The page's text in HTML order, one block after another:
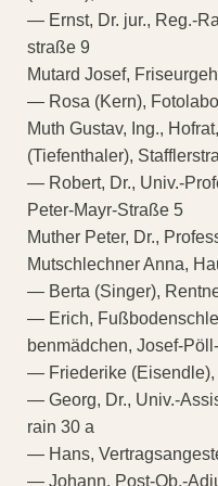
— Ernst, Dr. jur., Reg.-
straße 9
Mutard Josef,
— Rosa (Kern),
Muth Gustav, Ing.,
(Tiefenthaler),
— Robert, Dr., Univ.-
Peter-Mayr-Straße 5
Muther Peter, Dr.,
Mutschlechner Anna,
— Berta (Singer),
— Erich,
benmädchen, Josef-
— Friederike (Eisendle),
— Georg, Dr., Univ.-
rain 30 a
— Hans,
— Johann, Post-Ob.-